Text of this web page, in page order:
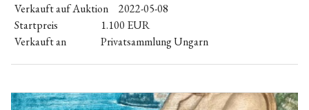
Verkauft auf Auktion
2022-05-08
Startpreis
1.100 EUR
Verkauft an
Privatsammlung Ungarn